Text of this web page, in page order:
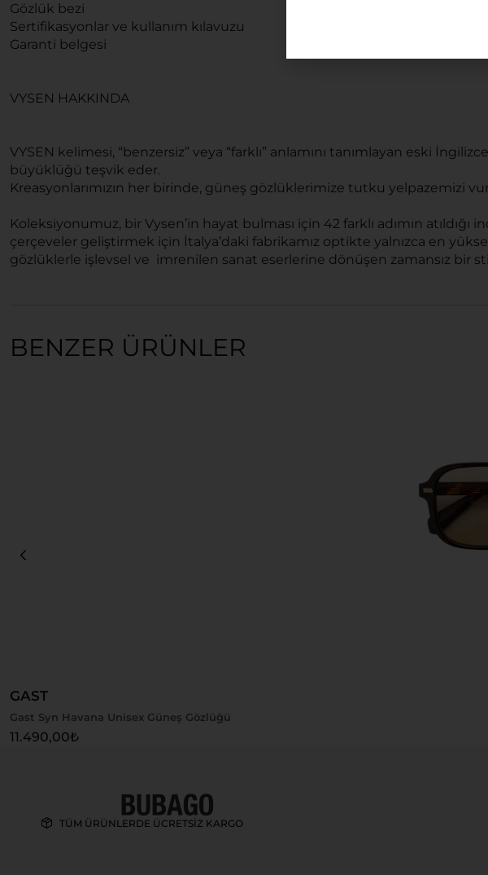
Gözlük bezi
Sertifikasyonlar ve kullanım kılavuzu
Garanti belgesi
VYSEN HAKKINDA
VYSEN kelimesi, “benzersiz” veya “farklı” anlamını tanımlayan eski
büyüklüğü teşvik eder.
Kreasyonlarımızın her birinde, güneş gözlüklerimize tutku yelpazemizi
Koleksiyonumuz, bir Vysen’in hayat bulması için 42 farklı adımın
çerçeveler geliştirmek için İtalya’daki fabrikamız optikte yalnızca en
gözlüklerle işlevsel ve imrenilen sanat eserlerine dönüşen zamansız bir
BENZER ÜRÜNLER
GAST
Gast Syn Havana Unisex Güneş Gözlüğü
11.490,00₺
TÜM ÜRÜNLERDE ÜCRETSİZ KARGO